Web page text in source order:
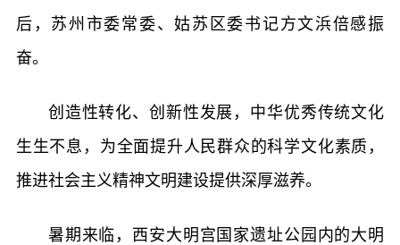
后，苏州市委常委、姑苏区委书记方文浜倍感振
奋。
创造性转化、创新性发展，中华优秀传统文化
生生不息，为全面提升人民群众的科学文化素质，
推进社会主义精神文明建设提供深厚滋养。
暑期来临，西安大明宫国家遗址公园内的大明